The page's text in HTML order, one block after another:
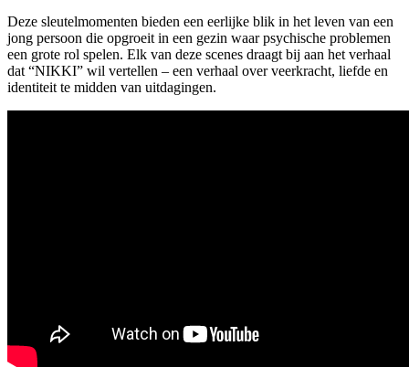
Deze sleutelmomenten bieden een eerlijke blik in het leven van een
jong persoon die opgroeit in een gezin waar psychische problemen
een grote rol spelen. Elk van deze scenes draagt bij aan het verhaal
dat “NIKKI” wil vertellen – een verhaal over veerkracht, liefde en
identiteit te midden van uitdagingen.